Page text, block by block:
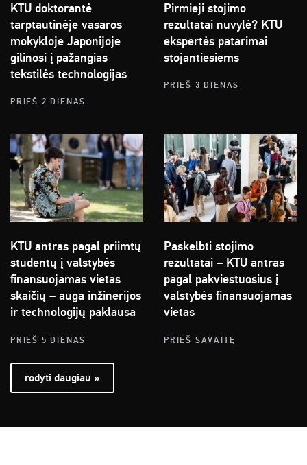
KTU doktorantė
tarptautinėje vasaros
mokykloje Japonijoje
gilinosi į pažangias
tekstilės technologijas
PRIEŠ 2 DIENAS
Pirmieji stojimo
rezultatai nuvylė? KTU
ekspertės patarimai
stojantiesiems
PRIEŠ 3 DIENAS
KTU antras pagal priimtų
studentų į valstybės
finansuojamas vietas
skaičių – auga inžinerijos
ir technologijų paklausa
PRIEŠ 5 DIENAS
Paskelbti stojimo
rezultatai – KTU antras
pagal pakviestuosius į
valstybės finansuojamas
vietas
PRIEŠ SAVAITĘ
rodyti daugiau »